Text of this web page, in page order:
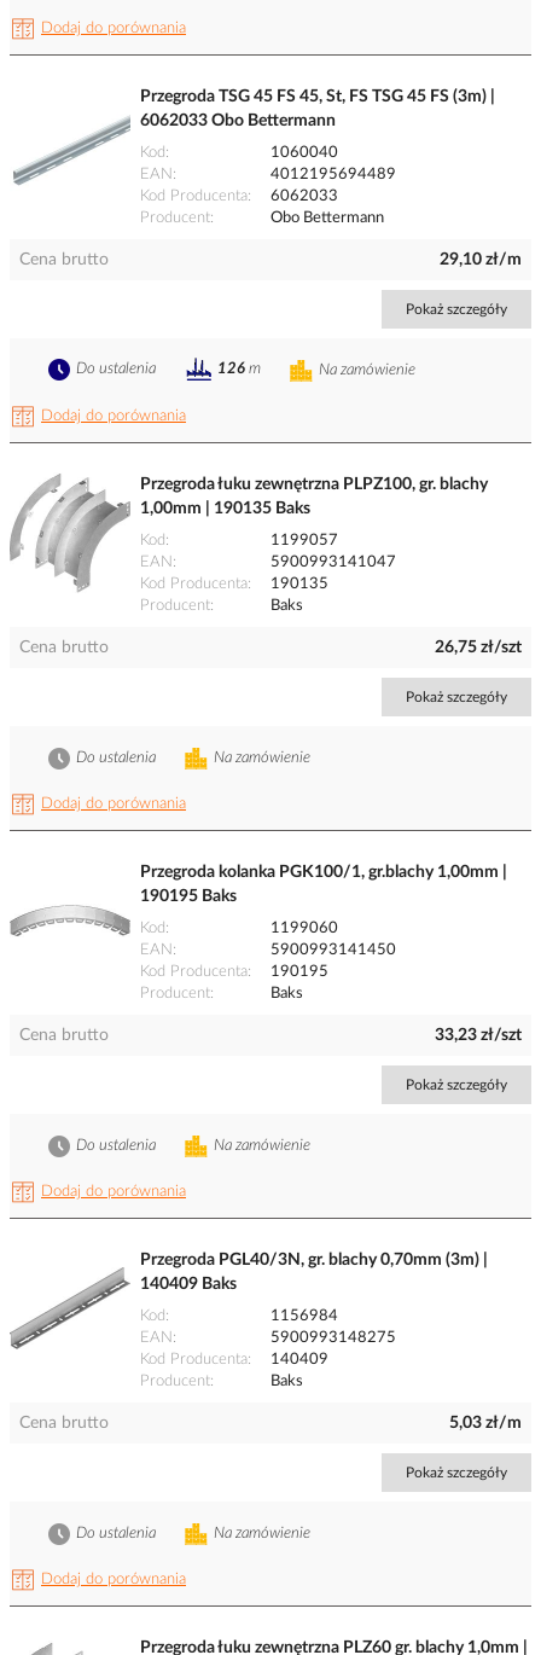
Dodaj do porównania
Przegroda TSG 45 FS 45, St, FS TSG 45 FS (3m) |
6062033 Obo Bettermann
Kod
1060040
EAN
4012195694489
Kod Producenta
6062033
Producent
Obo Bettermann
Cena brutto 29,10 zł/m
Pokaż szczegóły
Dodaj do porównania
Na zamówienie
Do ustalenia 126 m
Przegroda łuku zewnętrzna PLPZ100, gr. blachy
1,00mm | 190135 Baks
Kod
1199057
EAN
5900993141047
Kod Producenta
190135
Producent
Baks
Cena brutto 26,75 zł/szt
Pokaż szczegóły
Dodaj do porównania
Na zamówienie
Do ustalenia
Przegroda kolanka PGK100/1, gr.blachy 1,00mm |
190195 Baks
Kod
1199060
EAN
5900993141450
Kod Producenta
190195
Producent
Baks
Cena brutto 33,23 zł/szt
Pokaż szczegóły
Dodaj do porównania
Na zamówienie
Do ustalenia
Przegroda PGL40/3N, gr. blachy 0,70mm (3m) |
140409 Baks
Kod
1156984
EAN
5900993148275
Kod Producenta
140409
Producent
Baks
Cena brutto 5,03 zł/m
Pokaż szczegóły
Dodaj do porównania
Na zamówienie
Do ustalenia
Przegroda łuku zewnętrzna PLZ60 gr. blachy 1,0mm |